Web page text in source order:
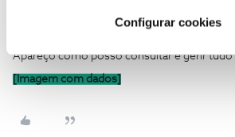
Configurar cookies
AUTOR
Apareço como posso consultar e gerir tudo
[Imagem com dados]